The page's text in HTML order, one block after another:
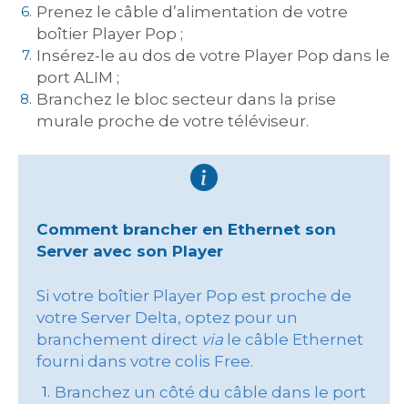
Prenez le câble d’alimentation de votre
boîtier Player Pop ;
Insérez-le au dos de votre Player Pop dans le
port ALIM ;
Branchez le bloc secteur dans la prise
murale proche de votre téléviseur.
Comment brancher en Ethernet son
Server avec son Player
Si votre boîtier Player Pop est proche de
votre Server Delta, optez pour un
branchement direct via le câble Ethernet
fourni dans votre colis Free.
Branchez un côté du câble dans le port